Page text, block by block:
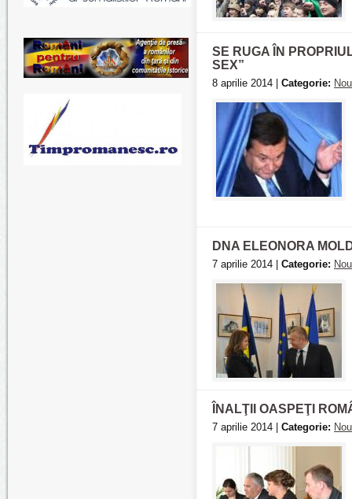
SE RUGA ÎN
SEX”
8 aprilie 2014 | Categorie:
DNA ELEONORA
7 aprilie 2014 | Categorie:
ÎNALŢII OASPEŢI
7 aprilie 2014 | Categorie: